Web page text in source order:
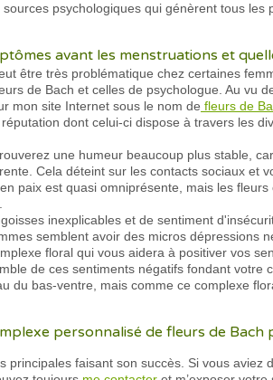
psychologiques qui génèrent tous les
avant les menstruations et
être très problématique chez certaines
de Bach et celles de psychologue. Au vu
mon site Internet sous le nom de fleurs de
dont celui-ci dispose à travers les
une humeur beaucoup plus stable,
Cela déteint sur les contacts sociaux et
paix est quasi omniprésente, mais les
inexplicables et de sentiment
semblent avoir des micros dépressions
floral qui vous aidera à positiver vos
de ces sentiments négatifs fondant votre
du bas-ventre, mais comme ce complexe
personnalisé de fleurs de
faisant son succès. Si vous aviez